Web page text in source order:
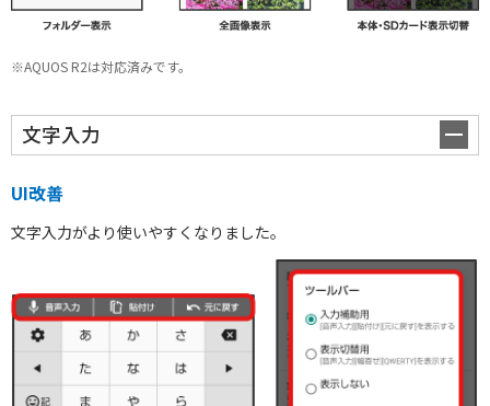
※AQUOS R2は対応済みです。
文字入力
UI改善
文字入力がより使いやすくなりました。